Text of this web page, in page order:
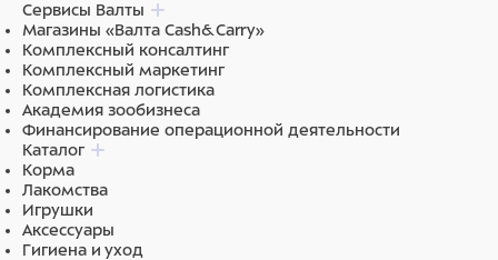
Сервисы Валты
Магазины «Валта Cash&Carry»
Комплексный консалтинг
Комплексный маркетинг
Комплексная логистика
Академия зообизнеса
Финансирование операционной деятельности
Каталог
Корма
Лакомства
Игрушки
Аксессуары
Гигиена и уход